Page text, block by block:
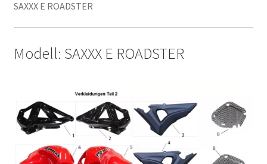
SAXXX E ROADSTER
Modell: SAXXX E ROADSTER